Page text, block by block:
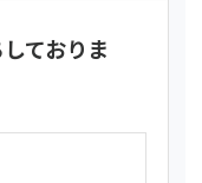
ておりま